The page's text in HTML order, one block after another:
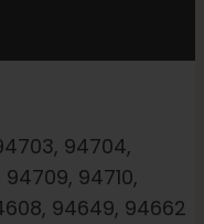
94704,
94710,
94649, 94662